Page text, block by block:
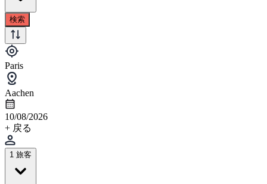
検索
Paris
Aachen
10/08/2026
+ 戻る
1 旅客